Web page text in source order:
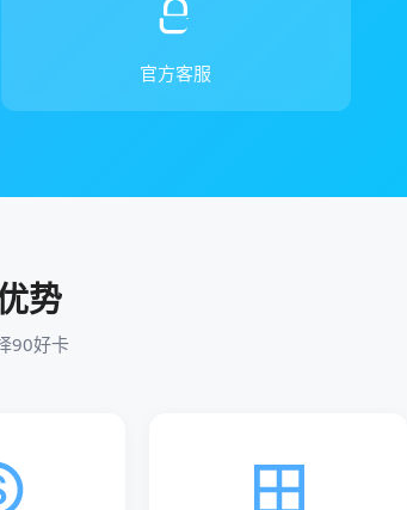
官方客服
势
90好卡